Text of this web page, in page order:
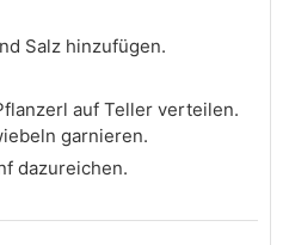
Salz hinzufügen.
auf Teller verteilen.
garnieren.
dazureichen.